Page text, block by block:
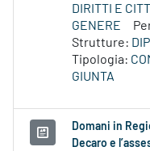
DIRITTI E
GENERE
Strutture:
Tipologia:
GIUNTA
Domani in
Decaro e